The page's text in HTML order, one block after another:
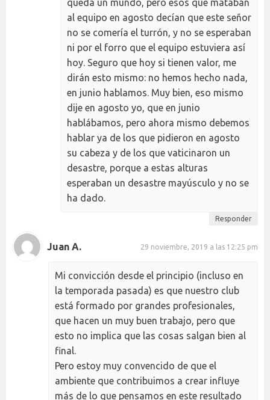
queda un mundo, pero esos que mataban
al equipo en agosto decían que este señor
no se comería el turrón, y no se esperaban
ni por el forro que el equipo estuviera así
hoy. Seguro que hoy si tienen valor, me
dirán esto mismo: no hemos hecho nada,
en junio hablamos. Muy bien, eso mismo
dije en agosto yo, que en junio
hablábamos, pero ahora mismo debemos
hablar ya de los que pidieron en agosto
su cabeza y de los que vaticinaron un
desastre, porque a estas alturas
esperaban un desastre mayúsculo y no se
ha dado.
Responder
Juan A. 29 noviembre, 2019 a las 12:25 pm
Mi convicción desde el principio (incluso en
la temporada pasada) es que nuestro club
está formado por grandes profesionales,
que hacen un muy buen trabajo, pero que
esto no implica que las cosas salgan bien al
final.
Pero estoy muy convencido de que el
ambiente que contribuimos a crear influye
más de lo que pensamos en este resultado